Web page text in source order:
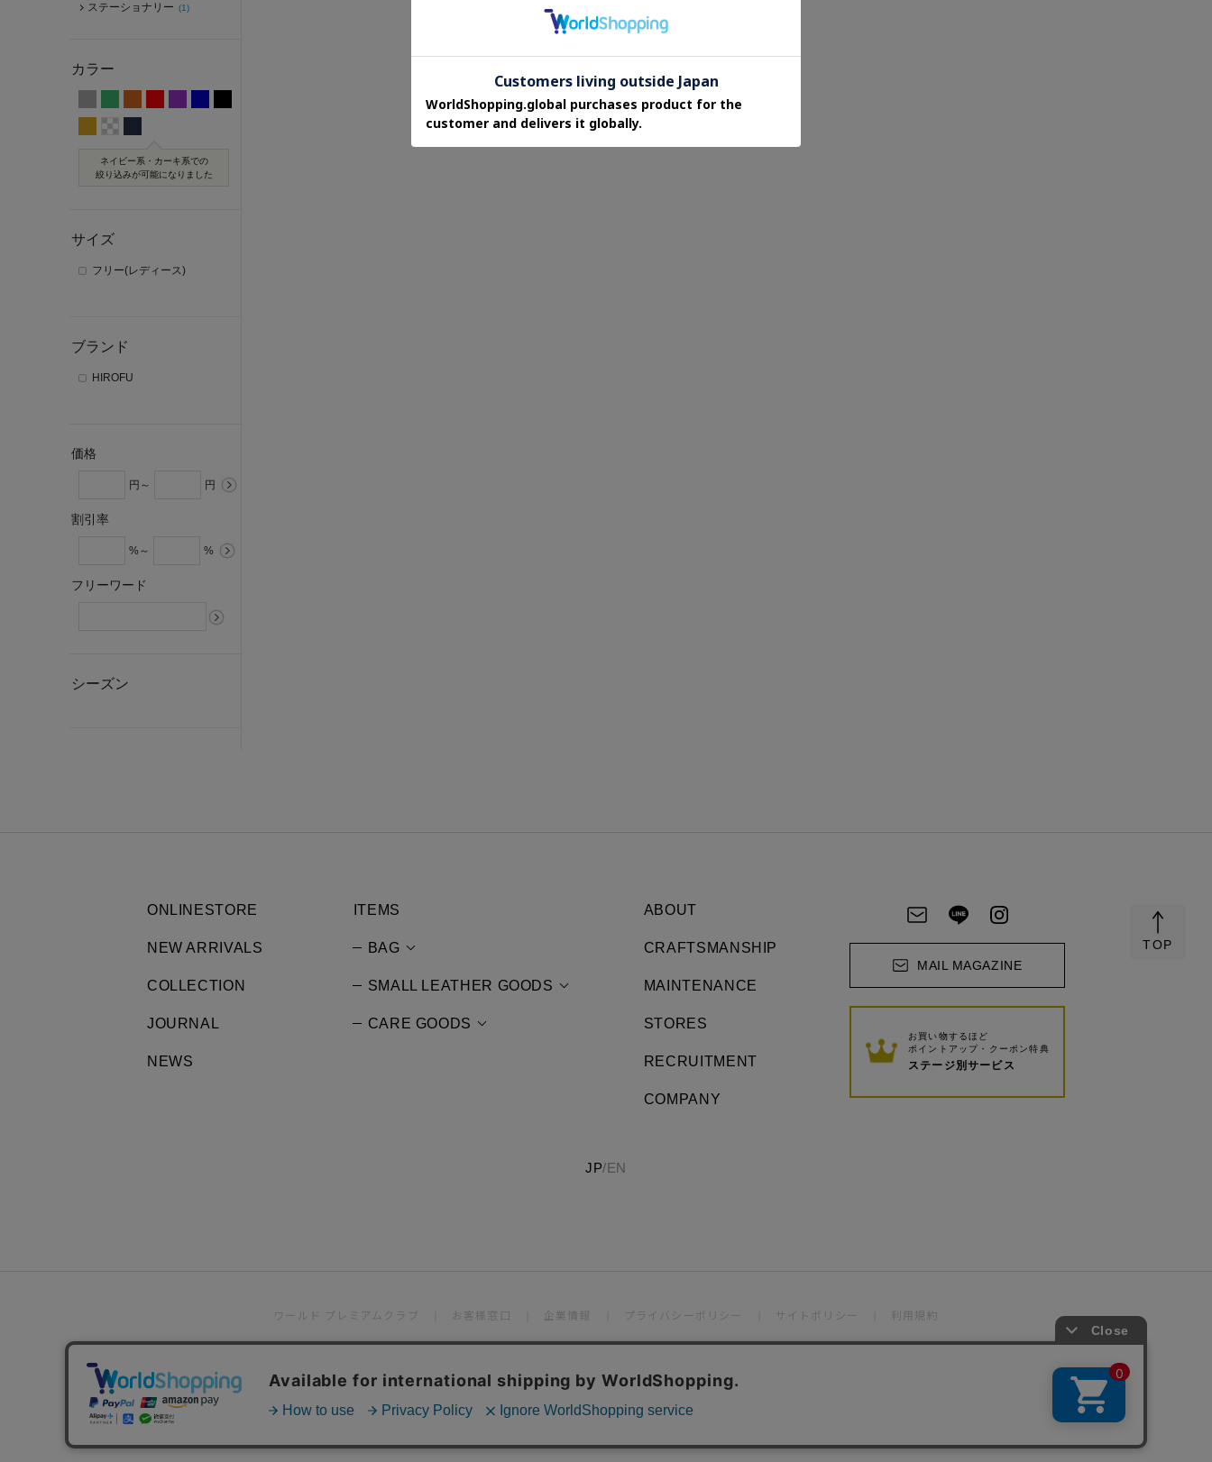
ステーショナリー (1)
カラー
ネイビー系・カーキ系での
絞り込みが可能になりました
サイズ
フリー(レディース)
ブランド
HIROFU
価格
円～ 円
割引率
%～ %
フリーワード
シーズン
ONLINESTORE
NEW ARRIVALS
COLLECTION
JOURNAL
NEWS
ITEMS
BAG
SMALL LEATHER GOODS
CARE GOODS
ABOUT
CRAFTSMANSHIP
MAINTENANCE
STORES
RECRUITMENT
COMPANY
MAIL MAGAZINE
お買い物するほど
ポイントアップ・クーポン特典
ステージ別サービス
JP/EN
ワールド プレミアムクラブ お客様窓口 企業情報 プライバシーポリシー サイトポリシー 利用規約
© WORLD CO., LTD
TOP